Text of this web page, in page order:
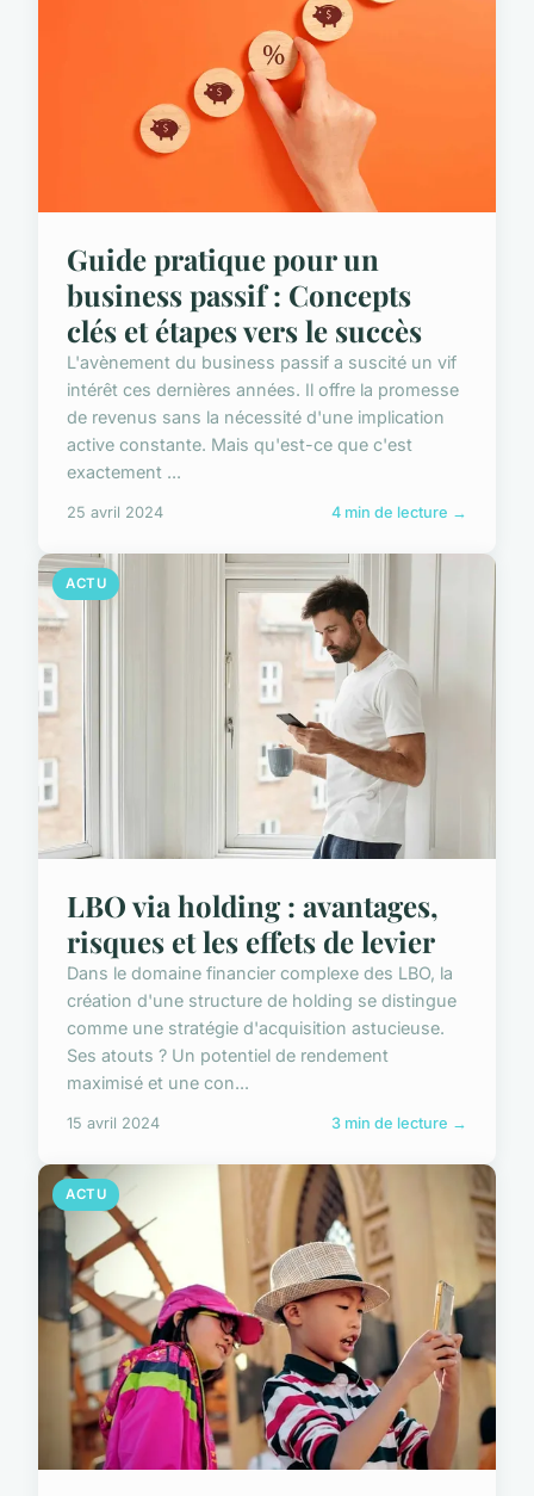
Guide pratique pour un
business passif : Concepts
clés et étapes vers le succès
L'avènement du business passif a suscité un vif
intérêt ces dernières années. Il offre la promesse
de revenus sans la nécessité d'une implication
active constante. Mais qu'est-ce que c'est
exactement ...
25 avril 2024 4 min de lecture →
ACTU
LBO via holding : avantages,
risques et les effets de levier
Dans le domaine financier complexe des LBO, la
création d'une structure de holding se distingue
comme une stratégie d'acquisition astucieuse.
Ses atouts ? Un potentiel de rendement
maximisé et une con...
15 avril 2024 3 min de lecture →
ACTU